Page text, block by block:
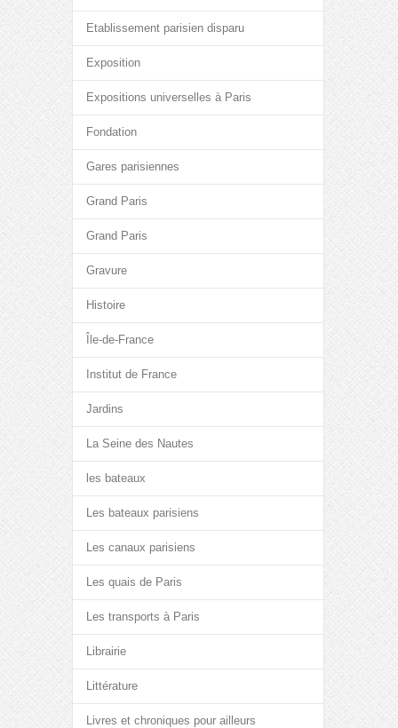
Etablissement parisien disparu
Exposition
Expositions universelles à Paris
Fondation
Gares parisiennes
Grand Paris
Grand Paris
Gravure
Histoire
Île-de-France
Institut de France
Jardins
La Seine des Nautes
les bateaux
Les bateaux parisiens
Les canaux parisiens
Les quais de Paris
Les transports à Paris
Librairie
Littérature
Livres et chroniques pour ailleurs